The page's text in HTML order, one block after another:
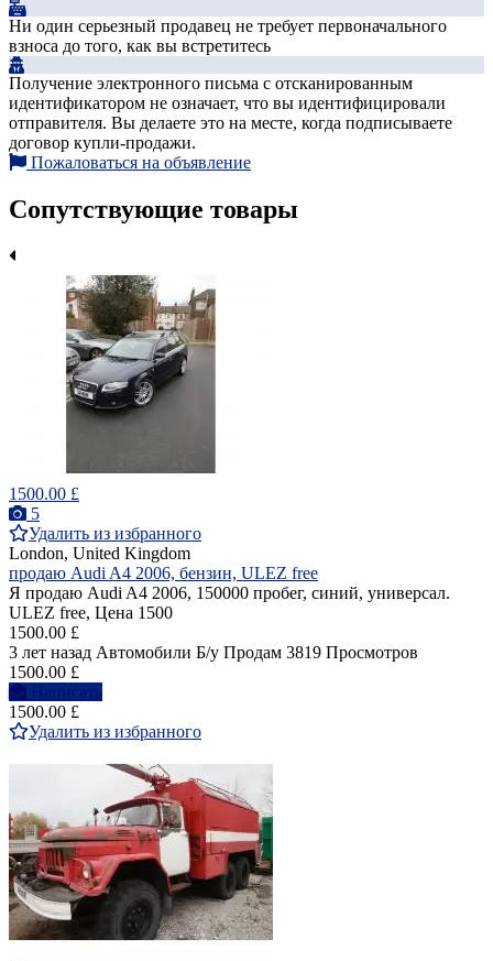
Ни один серьезный продавец не требует первоначального
взноса до того, как вы встретитесь
Получение электронного письма с отсканированным
идентификатором не означает, что вы идентифицировали
отправителя. Вы делаете это на месте, когда подписываете
договор купли-продажи.
Пожаловаться на объявление
Сопутствующие товары
1500.00 £
5
Удалить из избранного
London, United Kingdom
продаю Audi A4 2006, бензин, ULEZ free
Я продаю Audi A4 2006, 150000 пробег, синий, универсал.
ULEZ free, Цена 1500
1500.00 £
3 лет назад Автомобили Б/у Продам 3819 Просмотров
1500.00 £
Написать
1500.00 £
Удалить из избранного